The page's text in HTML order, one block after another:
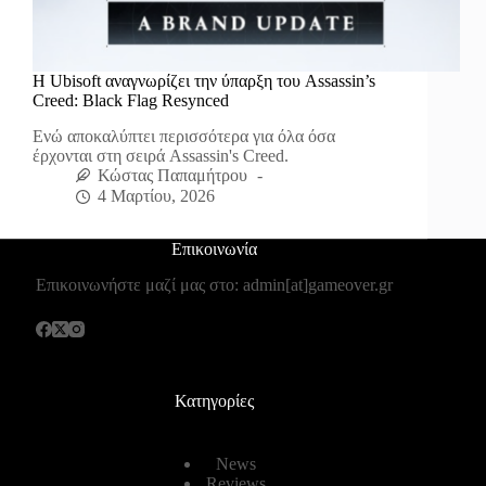
H Ubisoft αναγνωρίζει την ύπαρξη του Assassin’s
Creed: Black Flag Resynced
Ενώ αποκαλύπτει περισσότερα για όλα όσα
έρχονται στη σειρά Assassin's Creed.
Κώστας Παπαμήτρου
4 Μαρτίου, 2026
Επικοινωνία
Επικοινωνήστε μαζί μας στο: admin[at]gameover.gr
Κατηγορίες
News